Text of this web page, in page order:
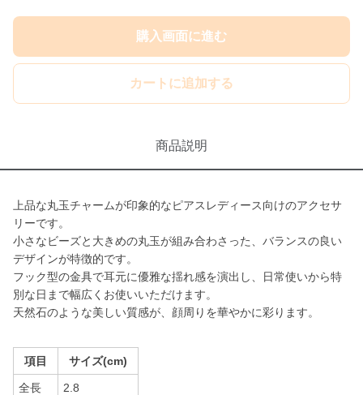
購入画面に進む
カートに追加する
商品説明
上品な丸玉チャームが印象的なピアスレディース向けのアクセサ
リーです。
小さなビーズと大きめの丸玉が組み合わさった、バランスの良い
デザインが特徴的です。
フック型の金具で耳元に優雅な揺れ感を演出し、日常使いから特
別な日まで幅広くお使いいただけます。
天然石のような美しい質感が、顔周りを華やかに彩ります。
項目 サイズ(cm)
全長 2.8